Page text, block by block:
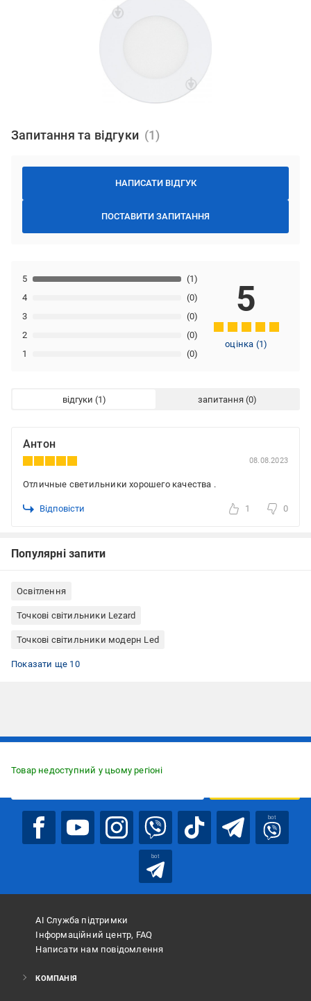
Запитання та відгуки
НАПИСАТИ ВІДГУК
ПОСТАВИТИ ЗАПИТАННЯ
1 (0)
2 (0)
3 (0)
4 (0)
5 (1)
5
оцінка (1)
відгуки запитання
Антон
08.08.2023
Отличные светильники хорошего качества .
Відповісти 1 0
Популярні запити
Освітлення
Точкові світильники Lezard
Точкові світильники модерн Led
Точкові світильники з вбудованими світлодіодами
Точкові світильники круглі
Точкові світильники вбудовувані
Точкові світильники для спальні
Точкові світильники для вітальні
Точкові світильники для дитячої
Точкові світильники для коридора
Світлодіодні світильники врізні
Точкові світильники для натяжної стелі
Точкові світильники білі
Показати ще 10
Товар недоступний у цьому регіоні
bot
bot
АІ Служба підтримки
Інформаційний центр, FAQ
Написати нам повідомлення
КОМПАНІЯ